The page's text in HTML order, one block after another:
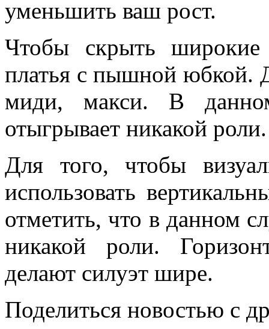
уменьшить ваш рост.
Чтобы скрыть широкие
платья с пышной юбкой.
миди, макси. В
отыгрывает никакой
Для того, чтобы
использовать
отметить, что в данном
никакой роли.
делают силуэт шире.
Поделиться новостью с